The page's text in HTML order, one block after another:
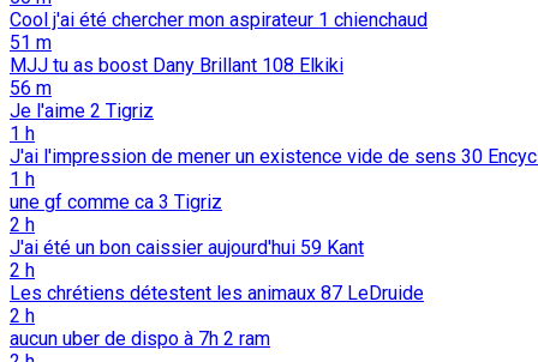
Cool j'ai été chercher mon aspirateur 1 chienchaud
51 m
MJJ tu as boost Dany Brillant 108 Elkiki
56 m
Je l'aime 2 Tigriz
1 h
J'ai l'impression de mener un existence vide de sens 30
1 h
une gf comme ca 3 Tigriz
2 h
J'ai été un bon caissier aujourd'hui 59 Kant
2 h
Les chrétiens détestent les animaux 87 LeDruide
2 h
aucun uber de dispo à 7h 2 ram